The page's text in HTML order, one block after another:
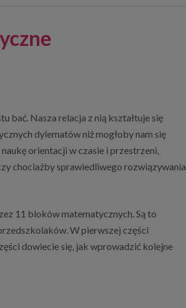
bać. Nasza relacja z nią kształtuje się
dylematów niż mogłoby nam się
orientacji w czasie i przestrzeni,
chociażby sprawiedliwego rozwiązywania
11 bloków matematycznych. Są to
W pierwszej części
dowiecie się, jak wprowadzić kolejne